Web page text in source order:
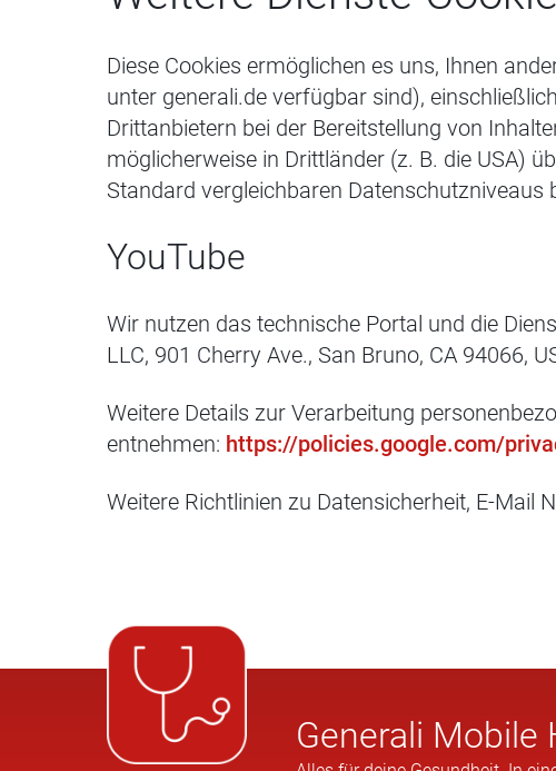
Diese Cookies ermöglichen es uns, Ihnen
unter generali.de verfügbar sind),
Drittanbietern bei der Bereitstellung von
möglicherweise in Drittländer (z. B. die USA)
Standard vergleichbaren Datenschutzniveaus
YouTube
Wir nutzen das technische Portal und die
LLC, 901 Cherry Ave., San Bruno, CA 94066,
Weitere Details zur Verarbeitung
entnehmen: https://policies.google.com/
Weitere Richtlinien zu Datensicherheit, E-Mail
Gene­rali Mobile